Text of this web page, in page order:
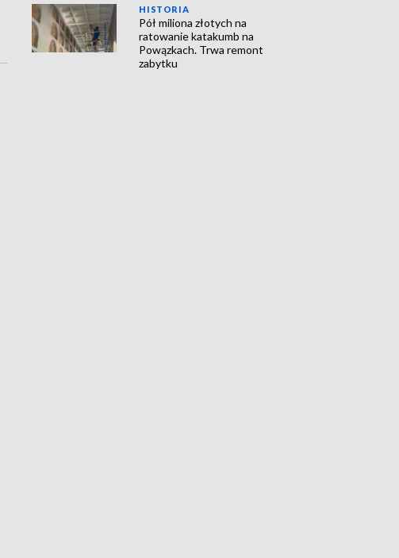
HISTORIA
Pół miliona złotych na
ratowanie katakumb na
Powązkach. Trwa remont
zabytku